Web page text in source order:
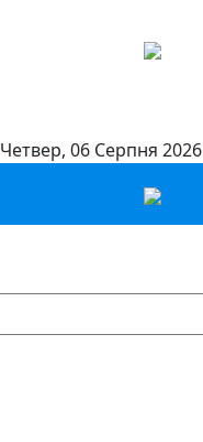
Четвер, 06 Серпня